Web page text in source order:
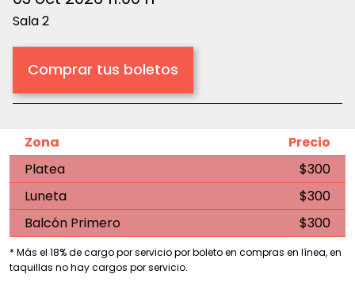
Sala 2
Comprar tus boletos
Zona
Precio
Platea
$300
Luneta
$300
Balcón Primero
$300
* Más el 18% de cargo por servicio por boleto en compras en línea, en
taquillas no hay cargos por servicio.